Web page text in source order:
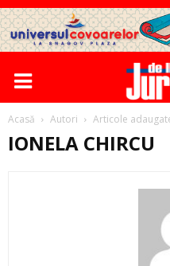
Acasă Autori Articole
IONELA CHIRCU